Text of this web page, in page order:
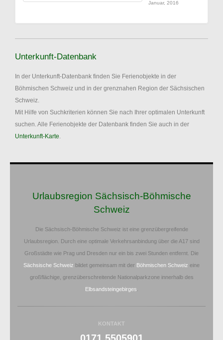
Januar, 2016
Unterkunft-Datenbank
In der Unterkunft-Datenbank finden Sie Ferienobjekte in der
Böhmischen Schweiz und in der grenznahen Region der Sächsischen
Schweiz.
Mit Hilfe von Suchkriterien können Sie nach Ihrer optimalen Unterkunft
suchen. Alle Ferienobjekte der Datenbank finden Sie auch in der
Unterkunft-Karte.
Urlaubsregion Sächsisch-Böhmische
Schweiz
Die Sächsisch-Böhmische Schweiz ist eine grenzübergreifende
Urlaubsregion. Durch eine optimale Verkehrsanbindung über die A17 sind
Großstädte wie Prag und Dresden nur ein bis zwei Stunden entfernt. Die
Sächsische Schweiz bildet gemeinsam mit der Böhmischen Schweiz eine
großflächige, grenzüberschreitende Nationalparkzone innerhalb des
Elbsandsteingebirges
KONTAKT